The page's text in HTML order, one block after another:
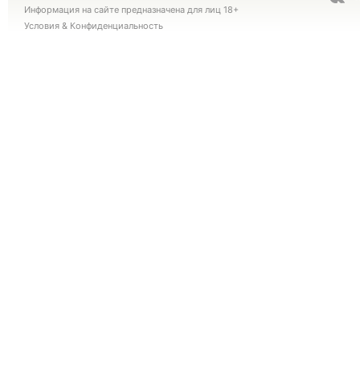
Информация на сайте предназначена для лиц 18+
Условия & Конфиденциальность